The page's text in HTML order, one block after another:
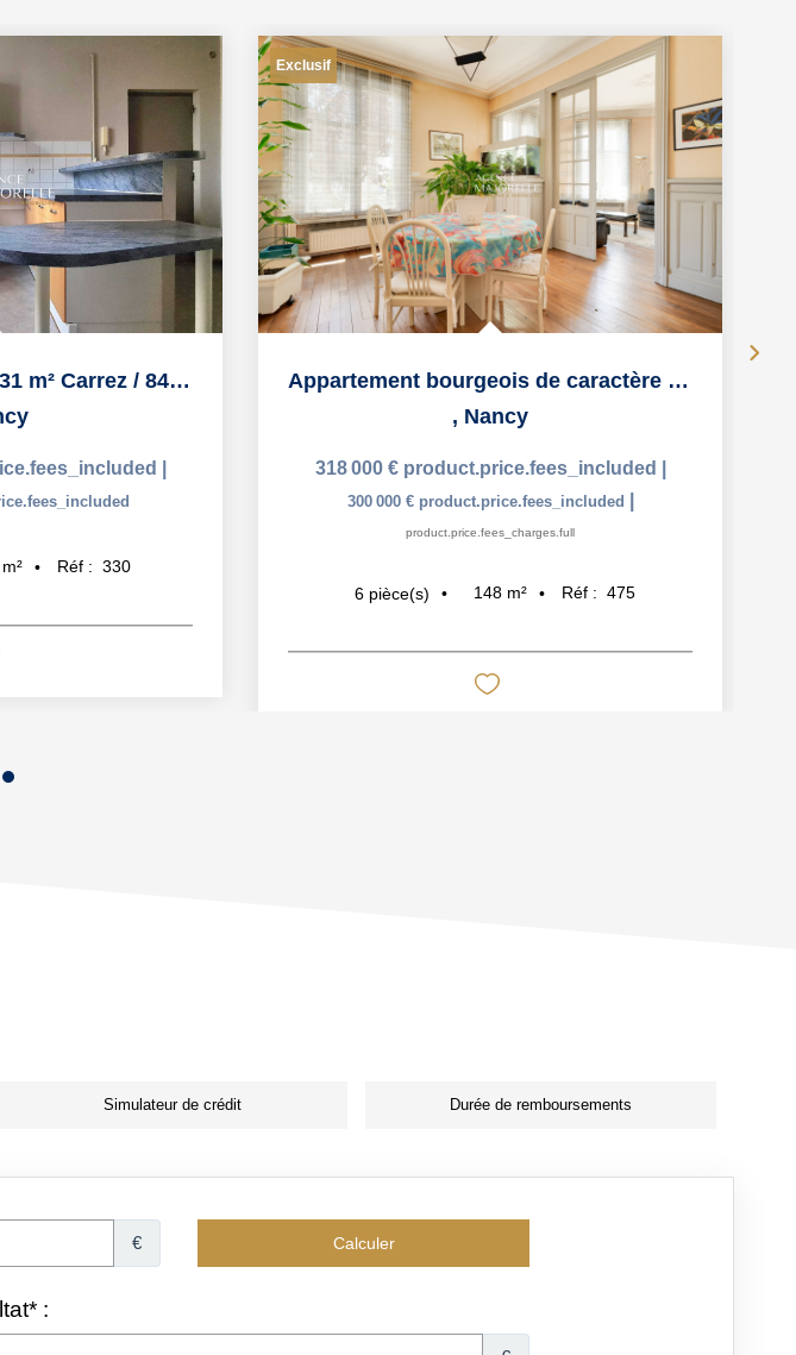
Duplex 4 pièces - 70,31 m² Carrez / 84,21 m² au sol - Situé...
m² Réf : 330
Exclusif
Appartement bourgeois de caractère - 148 m² - 4 chambres
, Nancy
318 000 € product.price.fees_included
300 000 € product.price.fees_included
product.price.fees_charges.full
6 pièce(s) 148 m² Réf : 475
Simulateur de crédit Durée de remboursements